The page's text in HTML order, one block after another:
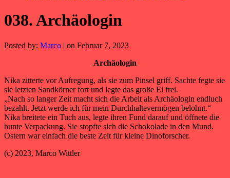
038. Archäologin
Posted by: Marco | on Februar 7, 2023
Archäologin
Nika zitterte vor Aufregung, als sie zum Pinsel griff. Sachte fegte sie
sie letzten Sandkörner fort und legte das große Ei frei.
„Nach so langer Zeit macht sich die Arbeit als Archäologin endluch
bezahlt. Jetzt werde ich für mein Durchhaltevermögen belohnt.“
Nika breitete ein Tuch aus, legte ihren Fund darauf und öffnete die
bunte Verpackung. Sie stopfte sich die Schokolade in den Mund.
Ostern war einfach die beste Zeit für kleine Dinoforscher.
(c) 2023, Marco Wittler